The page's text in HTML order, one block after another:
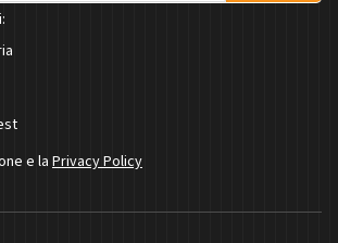
e la Privacy Policy